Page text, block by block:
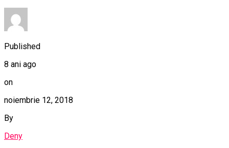
Published
8 ani ago
on
noiembrie 12, 2018
By
Deny